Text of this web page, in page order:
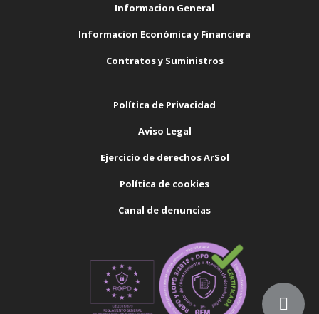
Informacion General
Informacion Económica y Financiera
Contratos y Suministros
Política de Privacidad
Aviso Legal
Ejercicio de derechos ArSol
Política de cookies
Canal de denuncias